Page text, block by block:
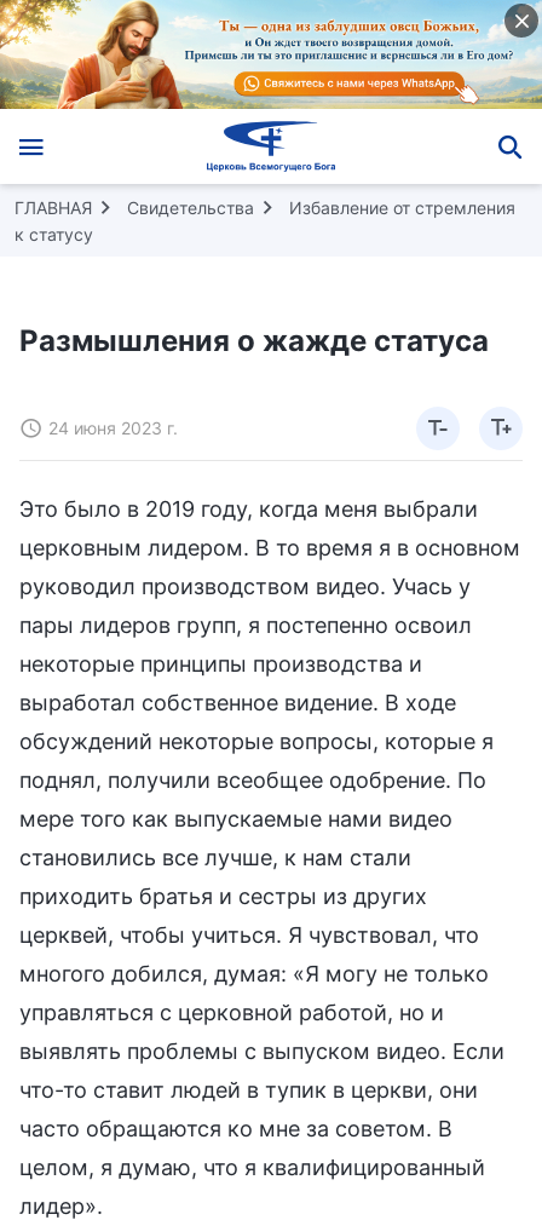
ГЛАВНАЯ Свидетельства
Избавление от стремления
к статусу
Размышления о жажде статуса
24 июня 2023 г.
Это было в 2019 году, когда меня выбрали
церковным лидером. В то время я в основном
руководил производством видео. Учась у
пары лидеров групп, я постепенно освоил
некоторые принципы производства и
выработал собственное видение. В ходе
обсуждений некоторые вопросы, которые я
поднял, получили всеобщее одобрение. По
мере того как выпускаемые нами видео
становились все лучше, к нам стали
приходить братья и сестры из других
церквей, чтобы учиться. Я чувствовал, что
многого добился, думая: «Я могу не только
управляться с церковной работой, но и
выявлять проблемы с выпуском видео. Если
что-то ставит людей в тупик в церкви, они
часто обращаются ко мне за советом. В
целом, я думаю, что я квалифицированный
лидер».